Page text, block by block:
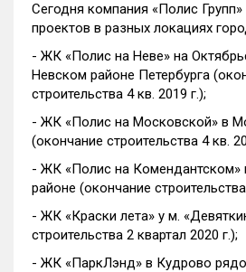
Сегодня компания «Полис Групп»
проектов в разных локациях
- ЖК «Полис на Неве» на
Невском районе Петербурга
строительства 4 кв. 2019 г.);
- ЖК «Полис на Московской» в
(окончание строительства 4 кв.
- ЖК «Полис на Комендантском»
районе (окончание
- ЖК «Краски лета» у м.
строительства 2 квартал 2020 г.);
- ЖК «ПаркЛэнд» в Кудрово